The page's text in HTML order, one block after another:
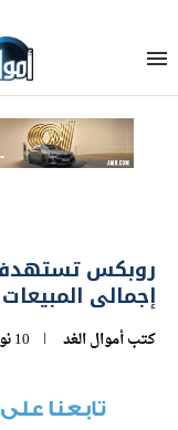
إجمالى المبيعات
كتبأموال الغد 10 نوفمبر 2014 | 2:05 م